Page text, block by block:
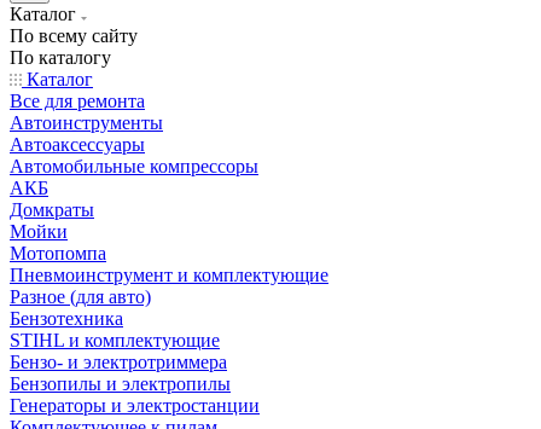
Каталог
По всему сайту
По каталогу
Каталог
Все для ремонта
Автоинструменты
Автоаксессуары
Автомобильные компрессоры
АКБ
Домкраты
Мойки
Мотопомпа
Пневмоинструмент и комплектующие
Разное (для авто)
Бензотехника
STIHL и комплектующие
Бензо- и электротриммера
Бензопилы и электропилы
Генераторы и электростанции